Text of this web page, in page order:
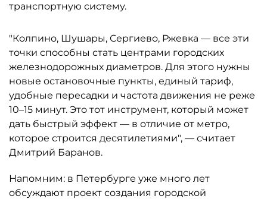
транспортную систему.
"Колпино, Шушары, Сергиево, Ржевка — все эти
точки способны стать центрами городских
железнодорожных диаметров. Для этого нужны
новые остановочные пункты, единый тариф,
удобные пересадки и частота движения не реже
10–15 минут. Это тот инструмент, который может
дать быстрый эффект — в отличие от метро,
которое строится десятилетиями", — считает
Дмитрий Баранов.
Напомним: в Петербурге уже много лет
обсуждают проект создания городской